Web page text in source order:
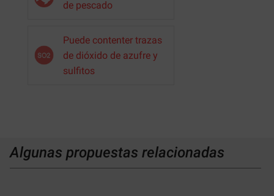
de pescado
Puede contenter trazas
de dióxido de azufre y
sulfitos
Algunas propuestas relacionadas